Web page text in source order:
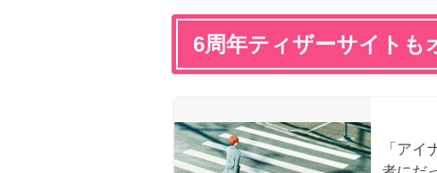
6周年ティザーサイトも